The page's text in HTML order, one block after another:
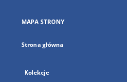
karcie
MAPA STRONY
Strona główna
Kolekcje